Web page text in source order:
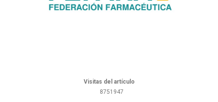
Visitas del artículo
8751947